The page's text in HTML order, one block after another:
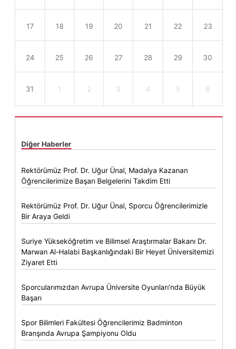
17 18 19 20 21 22 23
24 25 26 27 28 29 30
31 1 2 3 4 5 6
Diğer Haberler
Rektörümüz Prof. Dr. Uğur Ünal, Madalya Kazanan
Öğrencilerimize Başarı Belgelerini Takdim Etti
Rektörümüz Prof. Dr. Uğur Ünal, Sporcu Öğrencilerimizle
Bir Araya Geldi
Suriye Yükseköğretim ve Bilimsel Araştırmalar Bakanı Dr.
Marwan Al-Halabi Başkanlığındaki Bir Heyet Üniversitemizi
Ziyaret Etti
Sporcularımızdan Avrupa Üniversite Oyunları’nda Büyük
Başarı
Spor Bilimleri Fakültesi Öğrencilerimiz Badminton
Branşında Avrupa Şampiyonu Oldu